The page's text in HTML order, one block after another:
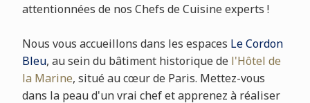
attentionnées de nos Chefs de Cuisine experts !
Nous vous accueillons dans les espaces Le Cordon
Bleu, au sein du bâtiment historique de l'Hôtel de
la Marine, situé au cœur de Paris. Mettez-vous
dans la peau d'un vrai chef et apprenez à réaliser